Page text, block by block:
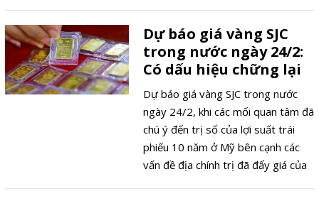
giao dịch tới đây.
Dự báo giá vàng SJC
trong nước ngày 24/2:
Có dấu hiệu chững lại
Dự báo giá vàng SJC trong nước
ngày 24/2, khi các mối quan tâm đã
chú ý đến trị số của lợi suất trái
phiếu 10 năm ở Mỹ bên cạnh các
vấn đề địa chính trị đã đẩy giá của